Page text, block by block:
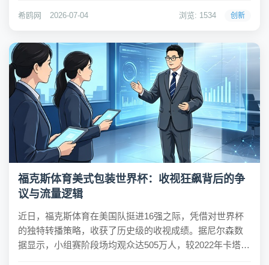
遍解读为，AI算力可能从紧缺转向过剩。希鸥网观察到，
希鸥网 2026-07-04 浏览: 1534 创新
福克斯体育美式包装世界杯：收视狂飙背后的争
议与流量逻辑
近日，福克斯体育在美国队挺进16强之际，凭借对世界杯
的独特转播策略，收获了历史级的收视成绩。据尼尔森数
据显示，小组赛阶段场均观众达505万人，较2022年卡塔尔